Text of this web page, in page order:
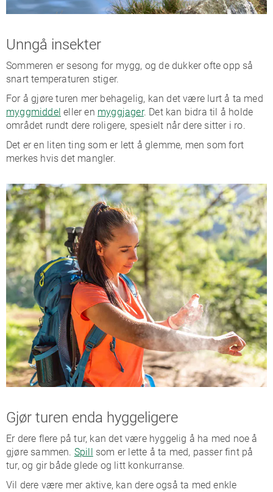
Unngå insekter
Sommeren er sesong for mygg, og de dukker ofte opp så
snart temperaturen stiger.
For å gjøre turen mer behagelig, kan det være lurt å ta med
myggmiddel eller en myggjager. Det kan bidra til å holde
området rundt dere roligere, spesielt når dere sitter i ro.
Det er en liten ting som er lett å glemme, men som fort
merkes hvis det mangler.
Gjør turen enda hyggeligere
Er dere flere på tur, kan det være hyggelig å ha med noe å
gjøre sammen. Spill
som er lette å ta med, passer fint på
tur, og gir både glede og litt konkurranse.
Vil dere være mer aktive, kan dere også ta med enkle